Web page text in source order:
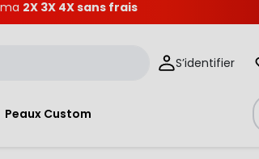
2X 3X 4X sans frais
S’identifier
Peaux Custom